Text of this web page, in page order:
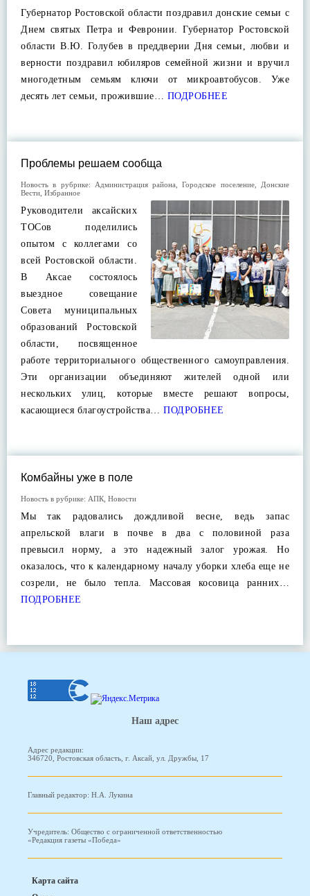
Губернатор Ростовской области поздравил донские семьи с
Днем святых Петра и Февронии. Губернатор Ростовской
области В.Ю. Голубев в преддверии Дня семьи, любви и
верности поздравил юбиляров семейной жизни и вручил
многодетным семьям ключи от микроавтобусов. Уже
десять лет семьи, прожившие… ПОДРОБНЕЕ
Проблемы решаем сообща
Новость в рубрике: Администрация района ,Городское поселение, Донские
Вести Избранное
Руководители аксайских
ТОСов поделились
опытом с коллегами со
всей Ростовской области.
В Аксае состоялось
выездное совещание
Совета муниципальных
образований Ростовской
области, посвященное
работе территориального общественного самоуправления.
Эти организации объединяют жителей одной или
нескольких улиц, которые вместе решают вопросы,
касающиеся благоустройства… ПОДРОБНЕЕ
Комбайны уже в поле
Новость в рубрике: АПК Новости
Мы так радовались дождливой весне, ведь запас
апрельской влаги в почве в два с половиной раза
превысил норму, а это надежный залог урожая. Но
оказалось, что к календарному началу уборки хлеба еще не
созрели, не было тепла. Массовая косовица ранних…
ПОДРОБНЕЕ
Наш адрес
Адрес редакции:
346720, Ростовская область, г. Аксай, ул. Дружбы, 17
Главный редактор: Н.А. Лукина
Учредитель: Общество с ограниченной ответственностью
«Редакция газеты «Победа»
Карта сайта